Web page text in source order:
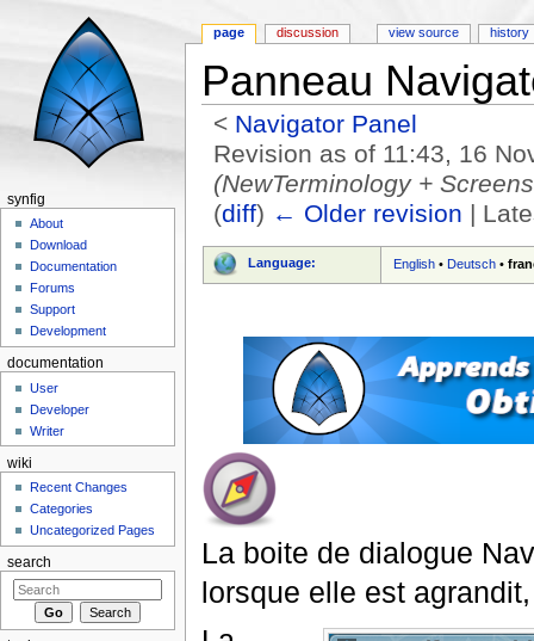
Panneau
< Navigator Panel
Revision as of 11:43, 16
(NewTerminology +
(diff) ← Older revision |
Language: English •Deutsch •
La boite de dialogue
lorsque elle est
page discussion view source history
synfig
About
Download
Documentation
Forums
Support
Development
documentation
User
Developer
Writer
wiki
Recent Changes
Categories
Uncategorized Pages
search